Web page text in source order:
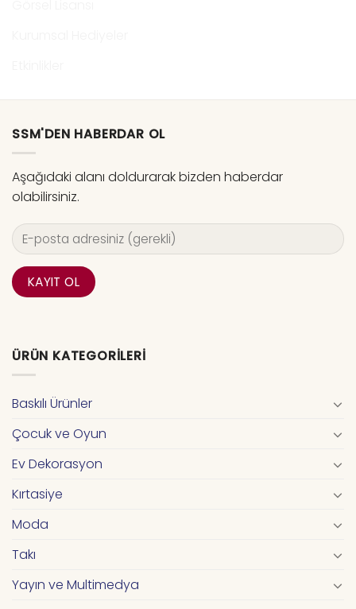
SSM'DEN HABERDAR OL
Aşağıdaki alanı doldurarak bizden haberdar
olabilirsiniz.
ÜRÜN KATEGORILERI
Baskılı Ürünler
Çocuk ve Oyun
Ev Dekorasyon
Kırtasiye
Moda
Takı
Yayın ve Multimedya